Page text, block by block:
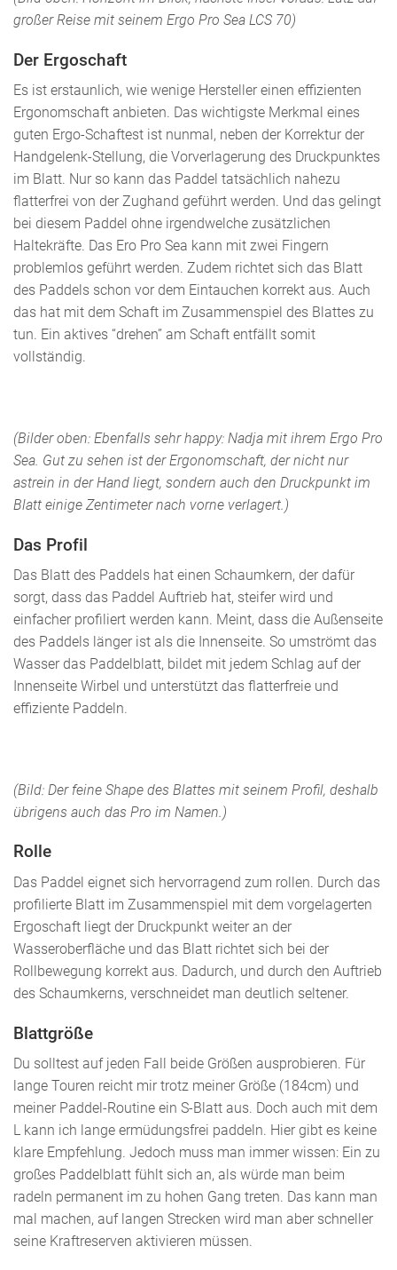
großer Reise mit seinem Ergo Pro Sea LCS 70)
Der Ergoschaft
Es ist erstaunlich, wie wenige Hersteller einen effizienten
Ergonomschaft anbieten. Das wichtigste Merkmal eines
guten Ergo-Schaftest ist nunmal, neben der Korrektur der
Handgelenk-Stellung, die Vorverlagerung des Druckpunktes
im Blatt. Nur so kann das Paddel tatsächlich nahezu
flatterfrei von der Zughand geführt werden. Und das gelingt
bei diesem Paddel ohne irgendwelche zusätzlichen
Haltekräfte. Das Ero Pro Sea kann mit zwei Fingern
problemlos geführt werden. Zudem richtet sich das Blatt
des Paddels schon vor dem Eintauchen korrekt aus. Auch
das hat mit dem Schaft im Zusammenspiel des Blattes zu
tun. Ein aktives “drehen” am Schaft entfällt somit
vollständig.
(Bilder oben: Ebenfalls sehr happy: Nadja mit ihrem Ergo Pro
Sea. Gut zu sehen ist der Ergonomschaft, der nicht nur
astrein in der Hand liegt, sondern auch den Druckpunkt im
Blatt einige Zentimeter nach vorne verlagert.)
Das Profil
Das Blatt des Paddels hat einen Schaumkern, der dafür
sorgt, dass das Paddel Auftrieb hat, steifer wird und
einfacher profiliert werden kann. Meint, dass die Außenseite
des Paddels länger ist als die Innenseite. So umströmt das
Wasser das Paddelblatt, bildet mit jedem Schlag auf der
Innenseite Wirbel und unterstützt das flatterfreie und
effiziente Paddeln.
(Bild: Der feine Shape des Blattes mit seinem Profil, deshalb
übrigens auch das Pro im Namen.)
Rolle
Das Paddel eignet sich hervorragend zum rollen. Durch das
profilierte Blatt im Zusammenspiel mit dem vorgelagerten
Ergoschaft liegt der Druckpunkt weiter an der
Wasseroberfläche und das Blatt richtet sich bei der
Rollbewegung korrekt aus. Dadurch, und durch den Auftrieb
des Schaumkerns, verschneidet man deutlich seltener.
Blattgröße
Du solltest auf jeden Fall beide Größen ausprobieren. Für
lange Touren reicht mir trotz meiner Größe (184cm) und
meiner Paddel-Routine ein S-Blatt aus. Doch auch mit dem
L kann ich lange ermüdungsfrei paddeln. Hier gibt es keine
klare Empfehlung. Jedoch muss man immer wissen: Ein zu
großes Paddelblatt fühlt sich an, als würde man beim
radeln permanent im zu hohen Gang treten. Das kann man
mal machen, auf langen Strecken wird man aber schneller
seine Kraftreserven aktivieren müssen.